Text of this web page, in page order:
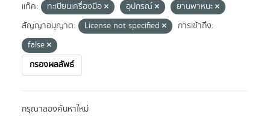
แท็ค: ทะเบียนเครื่องมือ อุปกรณ์
ยานพาหนะ
สัญญาอนุญาต:
License not specified
การเข้าถึง:
false
กรองผลลัพธ์
กรุณาลองค้นหาใหม่